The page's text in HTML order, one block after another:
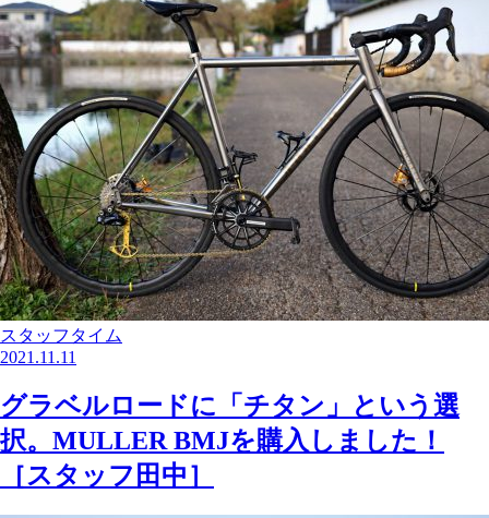
スタッフタイム
2021.11.11
グラベルロードに「チタン」という選
択。MULLER BMJを購入しました！
［スタッフ田中］